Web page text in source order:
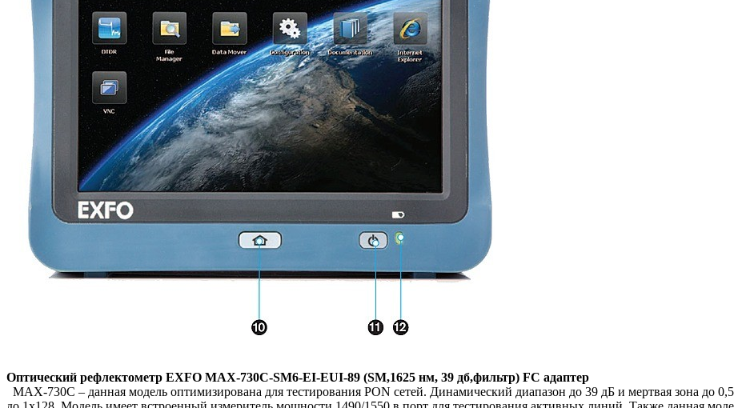
Оптический рефлектометр EXFO MAX-730C-SM6-EI-EUI-89 (SM,1625 нм, 39 дб,фильтр) FC адаптер
MAX-730C – данная модель оптимизирована для тестирования PON сетей. Динамический диапазон до 39 дБ и мертвая зона до